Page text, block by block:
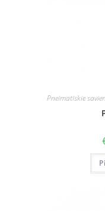
Pneimatiskie